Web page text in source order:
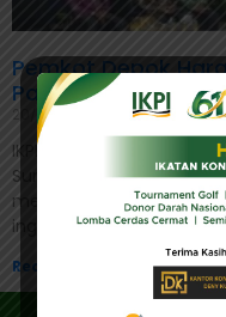
Pemkot Depok
Pajak
20/02/2023
IKPI, Jakarta: Sekretaris
Suri, berharap kaum
memahami manfaat
ingin kaum
Read More »